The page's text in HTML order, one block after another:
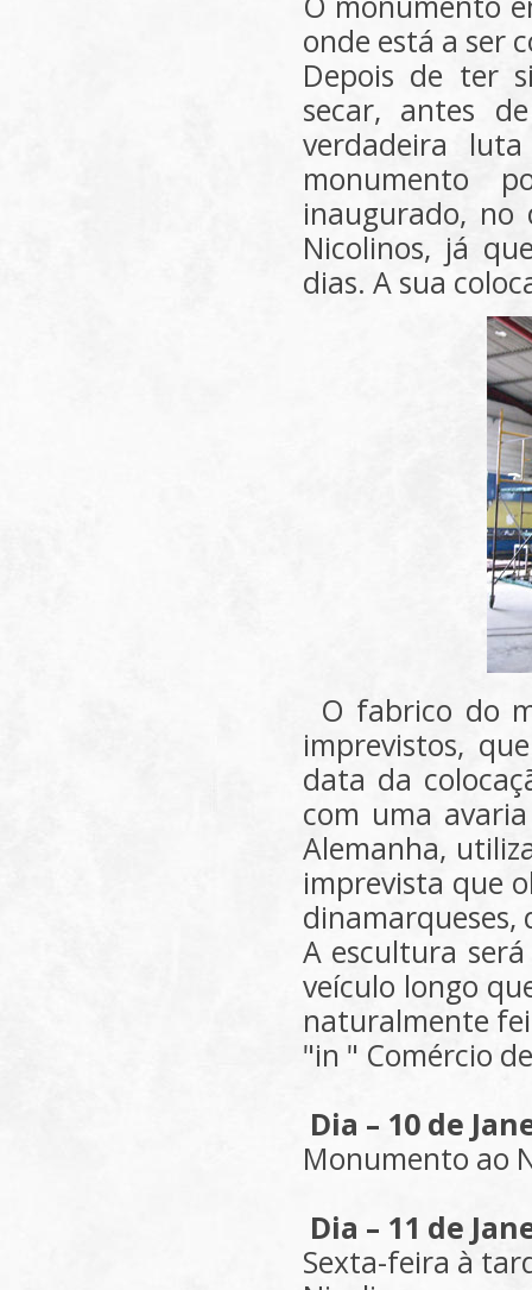
onde está a ser
Depois de ter
secar, antes
verdadeira
monumento
inaugurado, no
Nicolinos, já
dias. A sua
O fabrico do
imprevistos,
data da
com uma
Alemanha,
imprevista que
dinamarqueses,
A escultura
veículo longo
naturalmente
"in " Comércio
Dia – 10 de
Monumento ao
Dia – 11 de
Sexta-feira à